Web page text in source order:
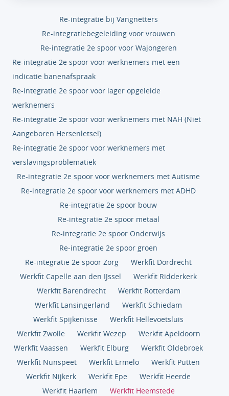
Re-integratie bij Vangnetters
Re-integratiebegeleiding voor vrouwen
Re-integratie 2e spoor voor Wajongeren
Re-integratie 2e spoor voor werknemers met een
indicatie banenafspraak
Re-integratie 2e spoor voor lager opgeleide
werknemers
Re-integratie 2e spoor voor werknemers met NAH (Niet
Aangeboren Hersenletsel)
Re-integratie 2e spoor voor werknemers met
verslavingsproblematiek
Re-integratie 2e spoor voor werknemers met Autisme
Re-integratie 2e spoor voor werknemers met ADHD
Re-integratie 2e spoor bouw
Re-integratie 2e spoor metaal
Re-integratie 2e spoor Onderwijs
Re-integratie 2e spoor groen
Re-integratie 2e spoor Zorg
Werkfit Dordrecht
Werkfit Capelle aan den IJssel
Werkfit Ridderkerk
Werkfit Barendrecht
Werkfit Rotterdam
Werkfit Lansingerland
Werkfit Schiedam
Werkfit Spijkenisse
Werkfit Hellevoetsluis
Werkfit Zwolle
Werkfit Wezep
Werkfit Apeldoorn
Werkfit Vaassen
Werkfit Elburg
Werkfit Oldebroek
Werkfit Nunspeet
Werkfit Ermelo
Werkfit Putten
Werkfit Nijkerk
Werkfit Epe
Werkfit Heerde
Werkfit Haarlem
Werkfit Heemstede